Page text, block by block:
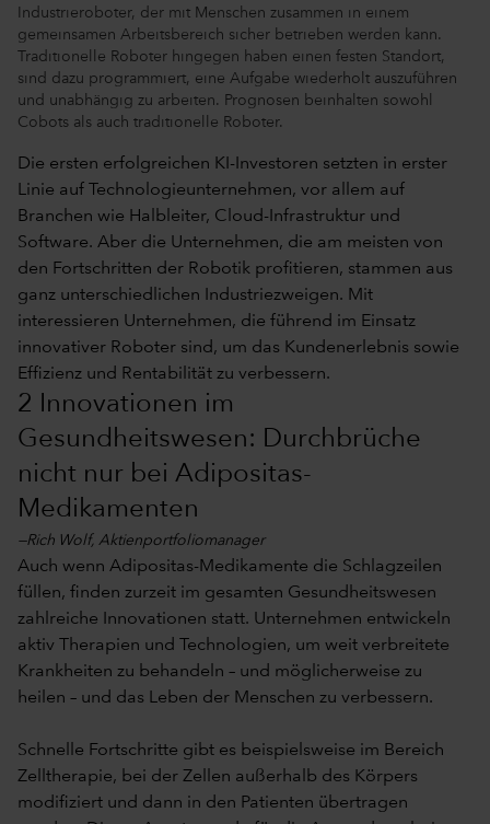
Industrieroboter, der mit Menschen zusammen in einem
gemeinsamen Arbeitsbereich sicher betrieben werden kann.
Traditionelle Roboter hingegen haben einen festen Standort,
sind dazu programmiert, eine Aufgabe wiederholt auszuführen
und unabhängig zu arbeiten. Prognosen beinhalten sowohl
Cobots als auch traditionelle Roboter.
Die ersten erfolgreichen KI-Investoren setzten in erster
Linie auf Technologieunternehmen, vor allem auf
Branchen wie Halbleiter, Cloud-Infrastruktur und
Software. Aber die Unternehmen, die am meisten von
den Fortschritten der Robotik profitieren, stammen aus
ganz unterschiedlichen Industriezweigen. Mit
interessieren Unternehmen, die führend im Einsatz
innovativer Roboter sind, um das Kundenerlebnis sowie
Effizienz und Rentabilität zu verbessern.
2 Innovationen im
Gesundheitswesen: Durchbrüche
nicht nur bei Adipositas-
Medikamenten
—Rich Wolf, Aktienportfoliomanager
Auch wenn Adipositas-Medikamente die Schlagzeilen
füllen, finden zurzeit im gesamten Gesundheitswesen
zahlreiche Innovationen statt. Unternehmen entwickeln
aktiv Therapien und Technologien, um weit verbreitete
Krankheiten zu behandeln – und möglicherweise zu
heilen – und das Leben der Menschen zu verbessern.
Schnelle Fortschritte gibt es beispielsweise im Bereich
Zelltherapie, bei der Zellen außerhalb des Körpers
modifiziert und dann in den Patienten übertragen